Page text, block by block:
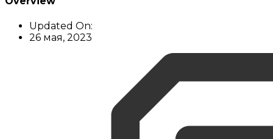
Updated On:
26 мая, 2023